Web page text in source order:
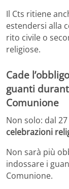
Il Cts ritiene
estendersi alla
rito civile o
religiose.
Cade
guanti
Comunione
Non solo: dal
celebrazioni
Non sarà più
indossare i
Comunione.